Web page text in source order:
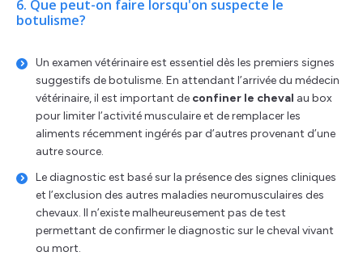
6. Que peut-on faire lorsqu'on suspecte le
botulisme?
Un examen vétérinaire est essentiel dès les premiers signes
suggestifs de botulisme. En attendant l’arrivée du médecin
vétérinaire, il est important de confiner le cheval au box
pour limiter l’activité musculaire et de remplacer les
aliments récemment ingérés par d’autres provenant d’une
autre source.
Le diagnostic est basé sur la présence des signes cliniques
et l’exclusion des autres maladies neuromusculaires des
chevaux. Il n’existe malheureusement pas de test
permettant de confirmer le diagnostic sur le cheval vivant
ou mort.